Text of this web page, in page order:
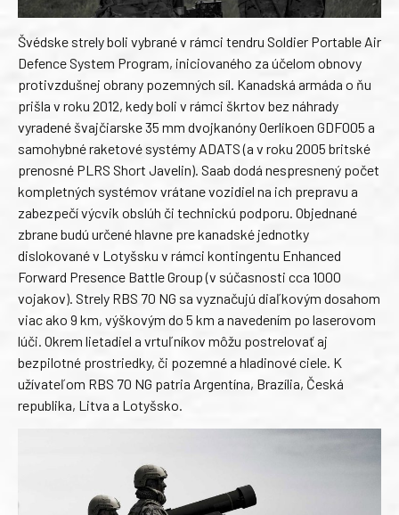
Švédske strely boli vybrané v rámci tendru Soldier Portable Air
Defence System Program, iniciovaného za účelom obnovy
protivzdušnej obrany pozemných síl. Kanadská armáda o ňu
prišla v roku 2012, kedy boli v rámci škrtov bez náhrady
vyradené švajčiarske 35 mm dvojkanóny Oerlikoen GDF005 a
samohybné raketové systémy ADATS (a v roku 2005 britské
prenosné PLRS Short Javelin). Saab dodá nespresnený počet
kompletných systémov vrátane vozidiel na ich prepravu a
zabezpečí výcvik obslúh či technickú podporu. Objednané
zbrane budú určené hlavne pre kanadské jednotky
dislokované v Lotyšsku v rámci kontingentu Enhanced
Forward Presence Battle Group (v súčasnosti cca 1000
vojakov). Strely RBS 70 NG sa vyznačujú diaľkovým dosahom
viac ako 9 km, výškovým do 5 km a navedením po laserovom
lúči. Okrem lietadiel a vrtuľníkov môžu postrelovať aj
bezpilotné prostriedky, či pozemné a hladinové ciele. K
užívateľom RBS 70 NG patria Argentína, Brazília, Česká
republika, Litva a Lotyšsko.